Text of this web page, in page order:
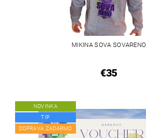
MIKINA SOVA SOVARENO
€35
NOVINKA
TIP
DOPRAVA ZADARMO